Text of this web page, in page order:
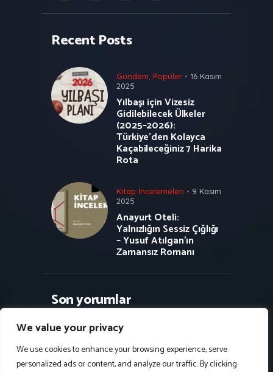
We value your privacy
We use cookies to enhance your browsing experience, serve
personalized ads or content, and analyze our traffic. By clicking
Recent Posts
Gündem Popüler
16 Kasım
2025
Yılbaşı için Vizesiz
Gidilebilecek Ülkeler
(2025–2026):
Türkiye’den Kolayca
Kaçabileceğiniz 7 Harika
Rota
Kitap İncelemeleri
9 Kasım
2025
Anayurt Oteli:
Yalnızlığın Sessiz Çığlığı
– Yusuf Atılgan’ın
Zamansız Romanı
Son yorumlar